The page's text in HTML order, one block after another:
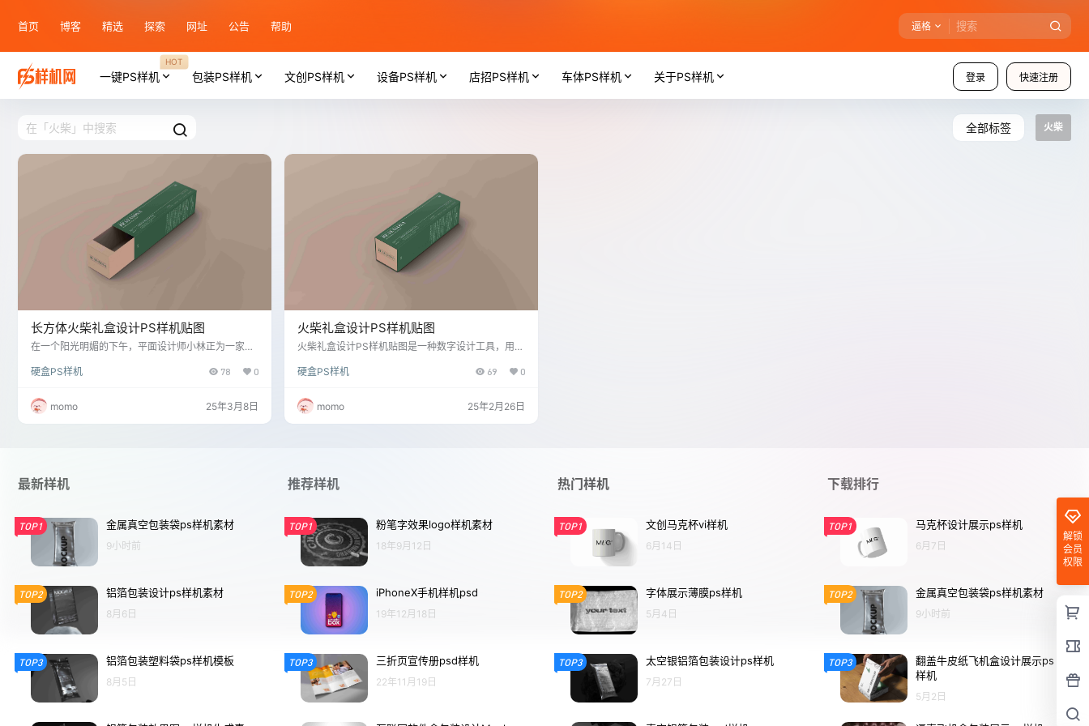
首页 博客 精选 探索 网址 公告 帮助 逼格
登录 快速注册
一键PS样机
HOT
包装PS样机 文创PS样机 设备PS样机 店招PS样机 车体PS样机 关于PS样机
全部标签 火柴
长方体火柴礼盒设计PS样机贴图
在一个阳光明媚的下午，平面设计师小林正为一家创
新颖又实用，小林访问了psyangji.com，找到了一款
操作，小林将自己的设计稿置入样机中的智能对象图
层，瞬间看到了礼盒栩栩如生的样子。经过几次微
调，他成功创建了一套既独特又符合品牌形象的设计
硬盒PS样机 78 0
momo 25年3月8日
火柴礼盒设计PS样机贴图
火柴礼盒设计PS样机贴图是一种数字设计工具，用于
替换样机中的图层内容，将自己的设计稿（包括图
览实际效果。这种样机适用于节日礼物、酒店配套用
品等场景，帮助设计师评估包装设计的整体视觉效果
和实用性，确保设计方案既美观又符合客户需求和品
硬盒PS样机 69 0
momo 25年2月26日
解锁
会员
权限
最新样机
TOP1 金属真空包装袋ps样机素材
9小时前
TOP2 铝箔包装设计ps样机素材
8月6日
TOP3 铝箔包装塑料袋ps样机模板
8月5日
推荐样机
TOP1 粉笔字效果logo样机素材
18年9月12日
TOP2 iPhoneX手机样机psd
19年12月18日
TOP3 三折页宣传册psd样机
22年11月19日
热门样机
TOP1 文创马克杯vi样机
6月14日
TOP2 字体展示薄膜ps样机
5月4日
TOP3 太空银铝箔包装设计ps样机
7月27日
下载排行
TOP1 马克杯设计展示ps样机
6月7日
TOP2 金属真空包装袋ps样机素材
9小时前
TOP3
翻盖牛皮纸飞机盒设计展示ps
样机
5月2日